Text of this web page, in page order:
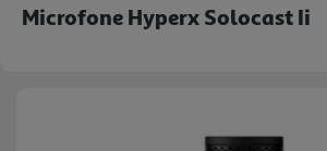
Microfone Hyperx Solocast Ii